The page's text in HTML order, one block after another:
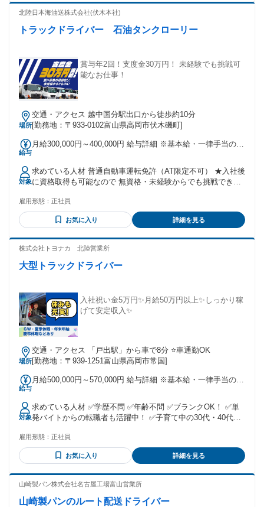
北陸日本海油送株式会社(伏木本社)
トラックドライバー 石油タンクローリー
賞与年2回！支度金30万円！ 未経験でも挑戦可
能なお仕事！
場所
交通・アクセス 越中国分駅出口から徒歩約10分
[勤務地：〒933-0102富山県高岡市伏木磯町]
給与
月給300,000円～400,000円 給与詳細 ※基本給・一律手当の総
し 【一律手当】 全員に一律で支払われる通勤・皆勤・家族手
当金額：なし 全員に一律で支払われるその他手当金額：あり
1ヶ月あたり8万2000円 〜 10万7300円 手当：家族手当(配偶者
6,000円・第1子2,500円・第2子以下2,200円)、 通勤手当 実費
度実績) 試用・研修期間：3ヶ月 試用・研修期間の条件：本採
用と同じ
対象
求めている人材 普通自動車運転免許（AT限定不可） ★入社後
に資格取得も可能なので 無資格・未経験からでも挑戦できる
み ※マニュアル運転免許は対象外 年齢の条件と理由：あり
（例外事由3号のイ・45歳以下（長期勤続によるキャリア形成
のため））
雇用形態： 正社員
お気に入り 詳細を見る
株式会社トヨナカ 北陸営業所
大型トラックドライバー
入社祝い金5万円✨月給50万円以上✨しっかり稼
げて安定収入✨
場所
交通・アクセス 「戸出駅」から車で8分 ⭐車通勤OK
[勤務地：〒939-1251富山県高岡市常国]
給与
月給500,000円～570,000円 給与詳細 ※基本給・一律手当の総
に一律で支払われる通勤・皆勤・家族手当金額：あり 全員に
一律で支払われるその他手当金額：あり 1ヶ月あたり33万円
〜 40万円 皆勤手当：2万4000円～2万6000円 運行手当：30万
円~38万円（運行コースに準ずる）
対象
求めている人材 ✅学歴不問 ✅年齢不問 ✅ブランクOK！ ✅単
発バイトからの転職者も活躍中！ ✅子育て中の30代・40代活
＋・＋・＋・＋ 愛知県を拠点に 全国物流ネットワークを構築
する 幹線輸送のプロ「トヨナカ」。 繁忙期･閑散期で 仕事量
の差があまりないので、 激しいシフトの変動もなく 安定して
異業種からの転職も大歓迎✨✦・ ■ホテルスタッフ ■車販売 ■
レル店員 ■接客業 ■ドラッグストア ■軽作業 ■介護スタッフ ■
雇用形態： 正社員
お気に入り 詳細を見る
山崎製パン株式会社名古屋工場富山営業所
山崎製パンのルート配送ドライバー